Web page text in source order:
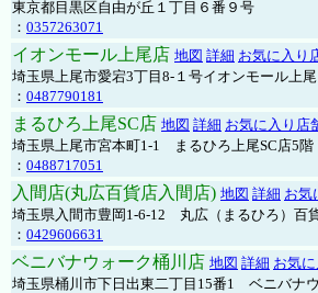
東京都目黒区自由が丘１丁目６番９号
： 0357263071
イオンモール上尾店 地図 詳細 お気に入り
埼玉県上尾市愛宕3丁目8-１号イオンモール上
： 0487790181
まるひろ上尾SC店 地図 詳細 お気に入り店
埼玉県上尾市宮本町1-1 まるひろ上尾SC店5階
： 0488717051
入間店(丸広百貨店入間店) 地図 詳細 お気
埼玉県入間市豊岡1-6-12 丸広（まるひろ）百
： 0429606631
ベニバナウォーク桶川店 地図 詳細 お気
埼玉県桶川市下日出東二丁目15番1 ベニバナ